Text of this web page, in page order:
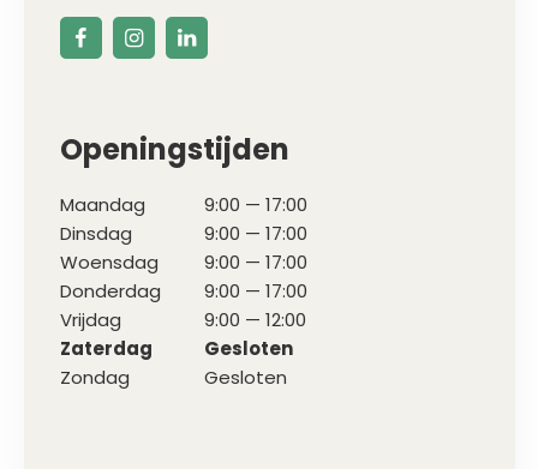
Openingstijden
Maandag
9:00 — 17:00
Dinsdag
9:00 — 17:00
Woensdag
9:00 — 17:00
Donderdag
9:00 — 17:00
Vrijdag
9:00 — 12:00
Zaterdag
Gesloten
Zondag
Gesloten